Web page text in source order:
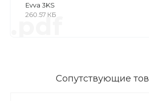
Evva 3KS
260.57 КБ
.pdf
Сопутствующие